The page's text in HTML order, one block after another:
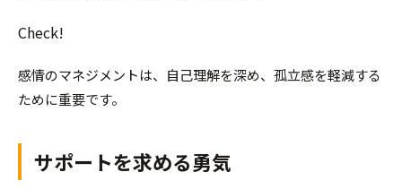
Check!
感情のマネジメントは、自己理解を深め、孤立感を軽減する
ために重要です。
サポートを求める勇気